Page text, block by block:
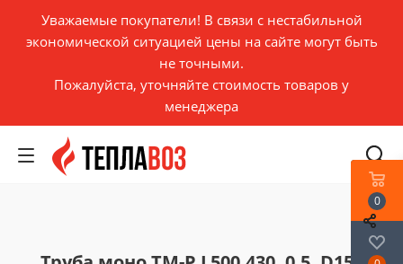
Уважаемые покупатели! В связи с нестабильной
экономической ситуацией цены на сайте могут быть
не точными.
Пожалуйста, уточняйте стоимость товаров у
менеджера
0